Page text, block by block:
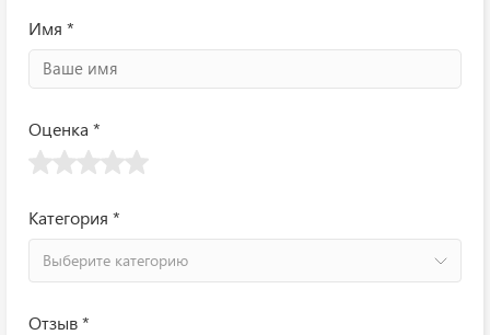
Имя *
Оценка *
Категория *
Выберите категорию
Отзыв *